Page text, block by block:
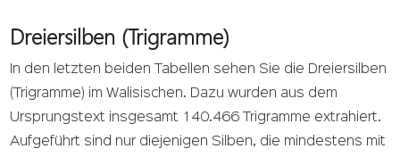
Dreiersilben (Trigramme)
In den letzten beiden Tabellen sehen Sie die Dreiersilben
(Trigramme) im Walisischen. Dazu wurden aus dem
Ursprungstext insgesamt 140.466 Trigramme extrahiert.
Aufgeführt sind nur diejenigen Silben, die mindestens mit